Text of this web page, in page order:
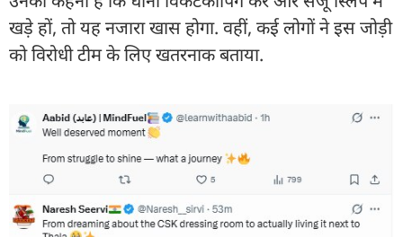
खड़े हों, तो यह नजारा खास होगा. वहीं, कई लोगों ने इस जोड़ी
को विरोधी टीम के लिए खतरनाक बताया.